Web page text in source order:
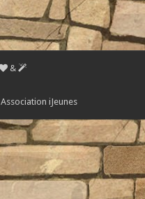
&
Association iJeunes